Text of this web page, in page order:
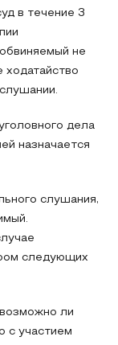
в течение 3
не
дела
назначается
слушания,
следующих
ли
с участием